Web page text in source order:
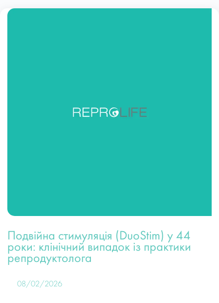
Подвійна стимуляція (DuoStim) у 44
роки: клінічний випадок із практики
репродуктолога
08/02/2026